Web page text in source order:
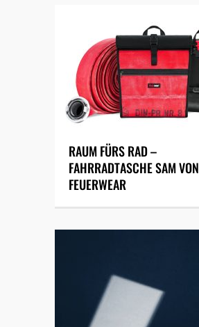
RAUM FÜRS RAD –
FAHRRADTASCHE SAM VON
FEUERWEAR